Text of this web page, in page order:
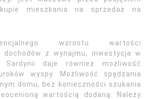
mieszkania na sprzedaż na
wzrostu wartości
dochodów z wynajmu, inwestycja w
Sardynii daje również możliwość
wyspy. Możliwość spędzania
domu, bez konieczności szukania
wartością dodaną. Należy